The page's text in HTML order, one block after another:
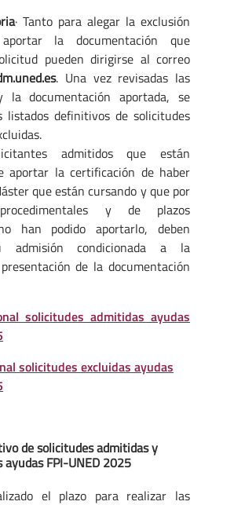
· Tanto para alegar la exclusión
la documentación que
pueden dirigirse al correo
. Una vez revisadas las
la documentación aportada, se
listados definitivos de solicitudes
admitidos que están
aportar la certificación de haber
que están cursando y que por
y de plazos
han podido aportarlo, deben
admisión condicionada a la
de la documentación
solicitudes admitidas ayudas
solicitudes excluidas ayudas
de solicitudes admitidas y
ayudas FPI-UNED 2025
el plazo para realizar las